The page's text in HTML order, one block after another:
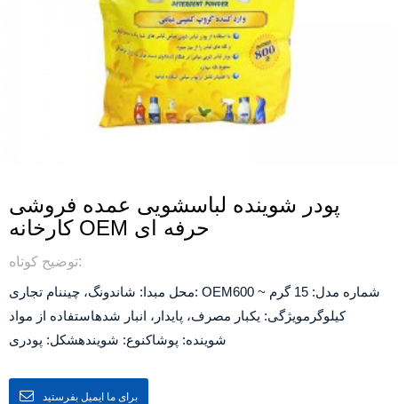
پودر شوینده لباسشویی عمده فروشی
کارخانه OEM حرفه ای
توضیح کوتاه:
محل مبدا: شاندونگ، چیننام تجاری: OEMشماره مدل: 15 گرم ~ 600
کیلوگرمویژگی: یکبار مصرف، پایدار، انبار شدهاستفاده از مواد
شوینده: پوشاکنوع: شویندهشکل: پودری
برای ما ایمیل بفرستید